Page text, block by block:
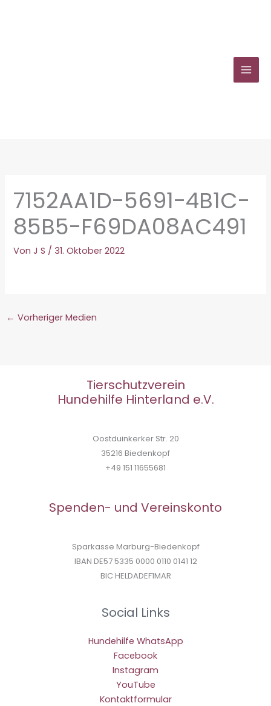
7152AA1D-5691-4B1C-
85B5-F69DA08AC491
VonJ S / 31. Oktober 2022
← Vorheriger Medien
Tierschutzverein
Hundehilfe Hinterland e.V.
Oostduinkerker Str. 20
35216 Biedenkopf
+49 151 11655681
Spenden- und Vereinskonto
Sparkasse Marburg-Biedenkopf
IBAN DE57 5335 0000 0110 0141 12
BIC HELDADEF1MAR
Social Links
Hundehilfe WhatsApp
Facebook
Instagram
YouTube
Kontaktformular